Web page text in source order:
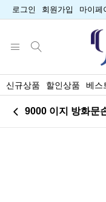
로그인 회원가입 마이페
신규상품 할인상품 베스
9000 이지 방화문